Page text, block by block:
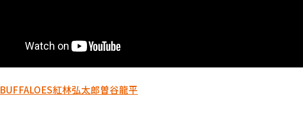
BUFFALOES紅林弘太郎曽谷龍平